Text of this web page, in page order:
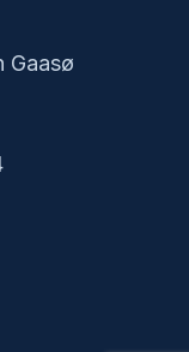
Gaasø